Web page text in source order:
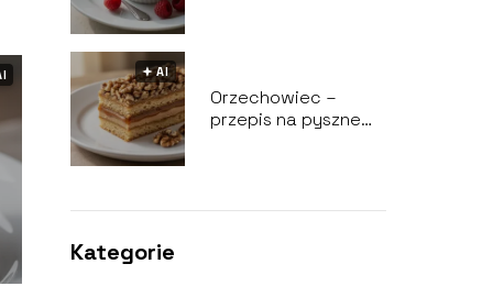
🟅 AI
Orzechowiec –
przepis na pyszne
Kategorie